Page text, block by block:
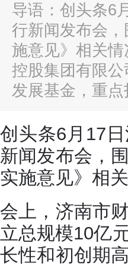
导语：创头条6
行新闻发布会
施意见》相关
控股集团有限
发展基金，重
创头条6月17
新闻发布会，
实施意见》相
会上，济南市
立总规模10亿
长性和初创期